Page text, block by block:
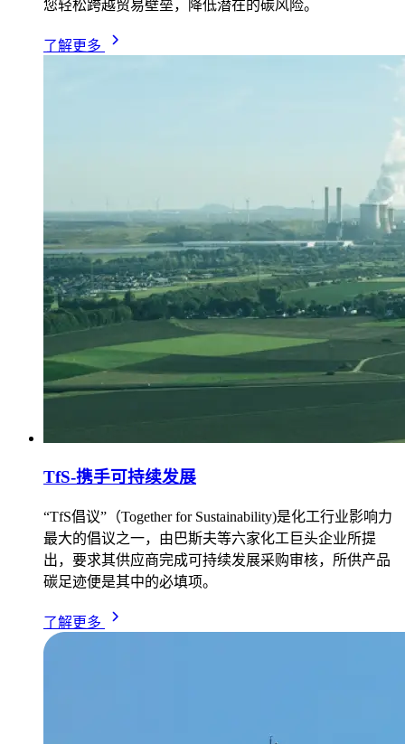
您轻松跨越贸易壁垒，降低潜在的碳风险。
了解更多
TfS-携手可持续发展
“TfS倡议”（Together for Sustainability)是化工行业影响力
最大的倡议之一，由巴斯夫等六家化工巨头企业所提
出，要求其供应商完成可持续发展采购审核，所供产品
碳足迹便是其中的必填项。
了解更多